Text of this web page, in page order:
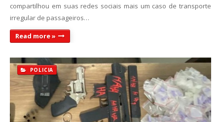
compartilhou em suas redes sociais mais um caso de transporte
irregular de passageiros…
Read more »
POLICIA